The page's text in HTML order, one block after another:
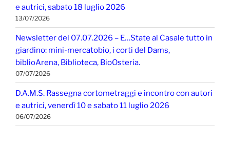
e autrici, sabato 18 luglio 2026
13/07/2026
Newsletter del 07.07.2026 – E…State al Casale tutto in
giardino: mini-mercatobio, i corti del Dams,
biblioArena, Biblioteca, BioOsteria.
07/07/2026
D.A.M.S. Rassegna cortometraggi e incontro con autori
e autrici, venerdì 10 e sabato 11 luglio 2026
06/07/2026